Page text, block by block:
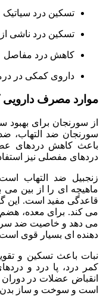
تسکین درد سیاتیک
تسکین درد ناشی
کاهش درد مفاصل
داروی کمکی در
موارد مصرف دارویی
از سورنجان برای
سورنجان ضد التهاب،
باعث کاهش دردهای
دردهای مفصلی نیز
زنجبیل ضد التهاب
ماهیچه ای را از بین می
قاعدگی مفید است. این
می کند. برای معده،
می دهد و خاصیت ضد
دهنده ای بسیار قوی
نبات باعث تسکین و
کمر درد، پا درد و
انقباض عضلات در
است و سوخت و ساز بدن